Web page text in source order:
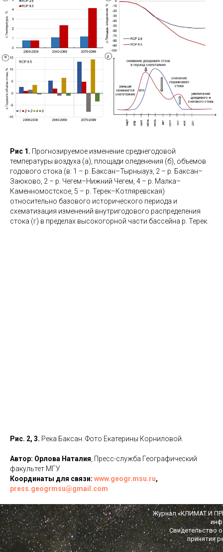
Рис 1. Прогнозируемое изменение среднегодовой
температуры воздуха (а), площади оледенения (б), объемов
годового стока (в: 1 – р. Баксан–Тырныауз, 2 – р. Баксан–
Заюково, 2 – р. Чегем–Нижний Чегем, 4 – р. Малка–
Каменномостское, 5 – р. Терек–Котляревская)
относительно базового исторического периода и
схематизация изменений внутригодового распределения
стока (г) в пределах высокогорной части бассейна р. Терек.
Рис. 2, 3. Река Баксан. Фото Екатерины Корниловой.
Автор: Орлова Наталия , Пресс-служба Географический
факультет МГУ
Координаты для связи: www.geogr.msu.ru,
press.geogrmsu@gmail.com
Журнал «КЛИМАТ И
Свидетельство
принятия